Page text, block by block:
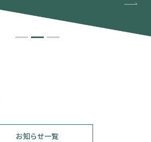
お知らせ一覧